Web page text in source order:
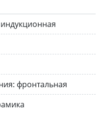
индукционная
фронтальная